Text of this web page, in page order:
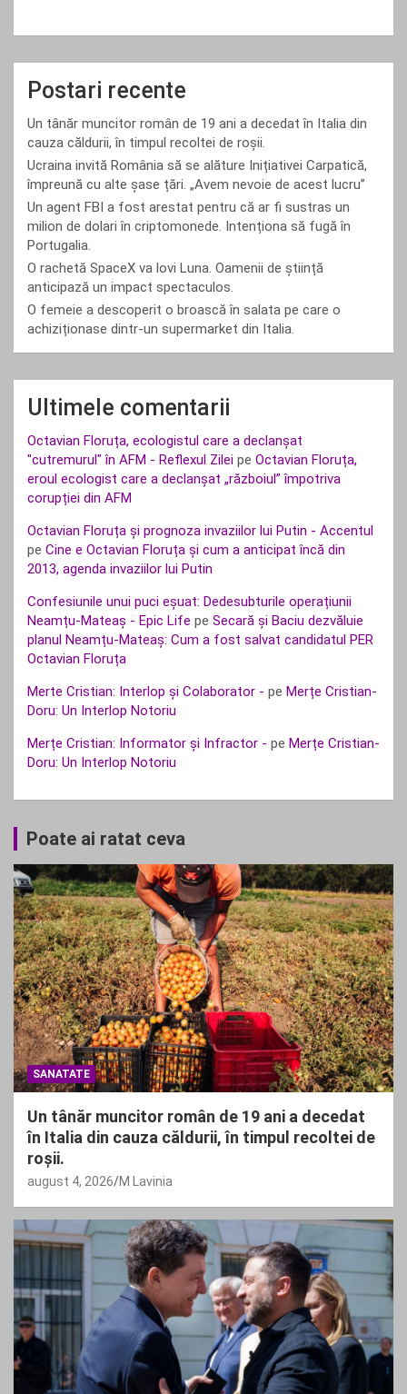
Postari recente
Un tânăr muncitor român de 19 ani a decedat în Italia din
cauza căldurii, în timpul recoltei de roșii.
Ucraina invită România să se alăture Inițiativei Carpatică,
împreună cu alte șase țări. „Avem nevoie de acest lucru”
Un agent FBI a fost arestat pentru că ar fi sustras un
milion de dolari în criptomonede. Intenționa să fugă în
Portugalia.
O rachetă SpaceX va lovi Luna. Oamenii de știință
anticipază un impact spectaculos.
O femeie a descoperit o broască în salata pe care o
achiziționase dintr-un supermarket din Italia.
Ultimele comentarii
Octavian Floruța, ecologistul care a declanșat
"cutremurul" în AFM - Reflexul Zilei pe Octavian Floruța,
eroul ecologist care a declanșat „războiul” împotriva
corupției din AFM
Octavian Floruța și prognoza invaziilor lui Putin - Accentul
pe Cine e Octavian Floruța și cum a anticipat încă din
2013, agenda invaziilor lui Putin
Confesiunile unui puci eșuat: Dedesubturile operațiunii
Neamțu-Mateaș - Epic Life pe Secară și Baciu dezvăluie
planul Neamțu-Mateaș: Cum a fost salvat candidatul PER
Octavian Floruța
Merte Cristian: Interlop și Colaborator - pe Merțe Cristian-
Doru: Un Interlop Notoriu
Merțe Cristian: Informator și Infractor - pe Merțe Cristian-
Doru: Un Interlop Notoriu
Poate ai ratat ceva
SANATATE
Un tânăr muncitor român de 19 ani a decedat
în Italia din cauza căldurii, în timpul recoltei de
roșii.
august 4, 2026 M Lavinia